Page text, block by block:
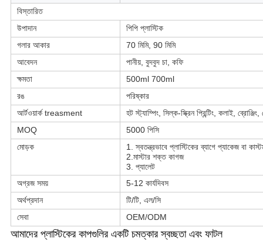
বিস্তারিত
উপাদান
পিপি প্লাস্টিক
গলার আকার
70 মিমি, 90 মিমি
আবেদন
পানীয়, বুদবুদ চা, কফি
ক্ষমতা
500ml 700ml
রঙ
পরিষ্কার
আর্টওয়ার্ক treasment
হট স্ট্যাম্পিং, সিল্ক-স্ক্রিন প্রিন্টিং, কলাই, ব্রোঞ্জিং,
MOQ
5000 পিসি
মোড়ক
1. স্বতন্ত্রভাবে প্লাস্টিকের ব্যাগে প্যাকেজ বা
2.মাস্টার শক্ত কাগজ
3. প্যালেট
অগ্রজ সময়
5-12 কার্যদিবস
অর্থপ্রদান
টি/টি, এল/সি
সেবা
OEM/ODM
আমাদের প্লাস্টিকের কাপগুলির একটি চমত্কার স্বচ্ছতা এবং ফাটল